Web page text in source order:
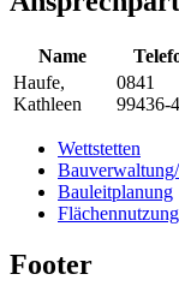
Name
Haufe,
Kathleen
0841
99436-
Wettstetten
Bauleitplanung
Footer